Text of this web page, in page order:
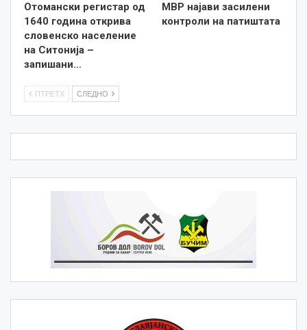
Отомански регистар од
1640 година открива
словенско население
на Ситонија –
запишани…
МВР најави засилени
контроли на патиштата
ПТРЕТХ СЛЕДНО